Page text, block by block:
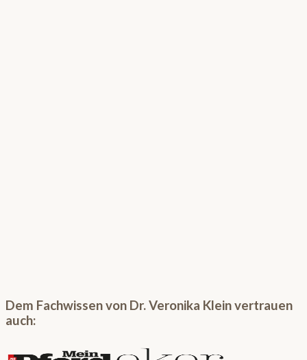
Dem Fachwissen von Dr. Veronika Klein vertrauen
auch: